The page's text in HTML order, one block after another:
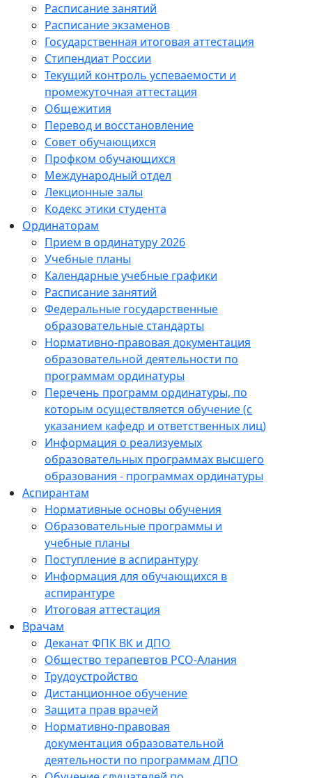
Расписание занятий
Расписание экзаменов
Государственная итоговая аттестация
Стипендиат России
Текущий контроль успеваемости и
промежуточная аттестация
Общежития
Перевод и восстановление
Совет обучающихся
Профком обучающихся
Международный отдел
Лекционные залы
Кодекс этики студента
Ординаторам
Прием в ординатуру 2026
Учебные планы
Календарные учебные графики
Расписание занятий
Федеральные государственные
образовательные стандарты
Нормативно-правовая документация
образовательной деятельности по
программам ординатуры
Перечень программ ординатуры, по
которым осуществляется обучение (с
указанием кафедр и ответственных лиц)
Информация о реализуемых
образовательных программах высшего
образования - программах ординатуры
Аспирантам
Нормативные основы обучения
Образовательные программы и
учебные планы
Поступление в аспирантуру
Информация для обучающихся в
аспирантуре
Итоговая аттестация
Врачам
Деканат ФПК ВК и ДПО
Общество терапевтов РСО-Алания
Трудоустройство
Дистанционное обучение
Защита прав врачей
Нормативно-правовая
документация образовательной
деятельности по программам ДПО